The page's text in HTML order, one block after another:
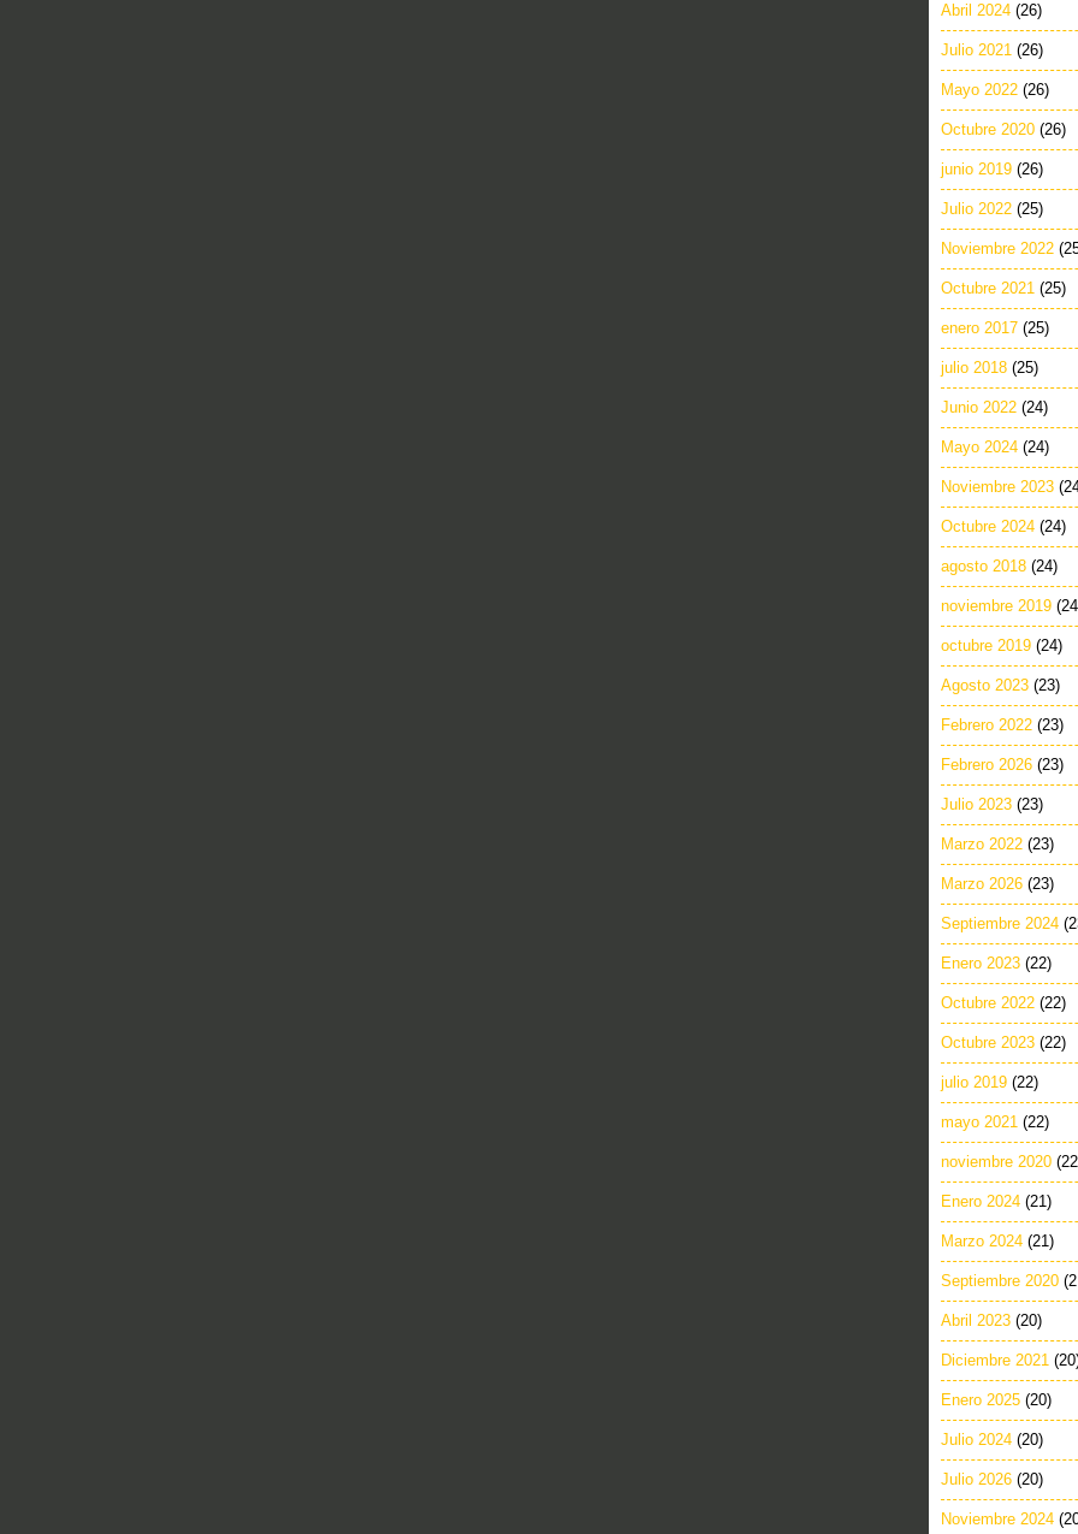
Abril 2024 (26)
Julio 2021 (26)
Mayo 2022 (26)
Octubre 2020 (26)
junio 2019 (26)
Julio 2022 (25)
Noviembre 2022
Octubre 2021 (25)
enero 2017 (25)
julio 2018 (25)
Junio 2022 (24)
Mayo 2024 (24)
Noviembre 2023
Octubre 2024 (24)
agosto 2018 (24)
noviembre 2019
octubre 2019 (24)
Agosto 2023 (23)
Febrero 2022 (23)
Febrero 2026 (23)
Julio 2023 (23)
Marzo 2022 (23)
Marzo 2026 (23)
Septiembre 2024
Enero 2023 (22)
Octubre 2022 (22)
Octubre 2023 (22)
julio 2019 (22)
mayo 2021 (22)
noviembre 2020
Enero 2024 (21)
Marzo 2024 (21)
Septiembre 2020
Abril 2023 (20)
Diciembre 2021
Enero 2025 (20)
Julio 2024 (20)
Julio 2026 (20)
Noviembre 2024